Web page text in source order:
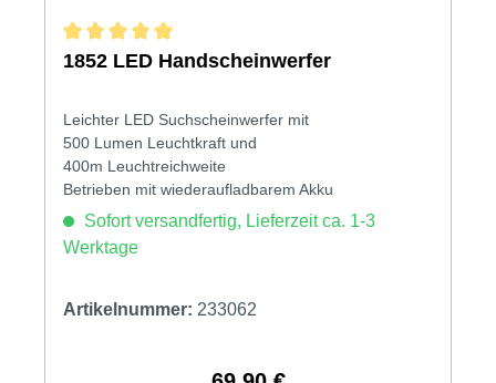
Durchschnittliche Bewertung von 5 von 5 Sternen
1852 LED Handscheinwerfer
Leichter LED Suchscheinwerfer mit
500 Lumen Leuchtkraft und
400m Leuchtreichweite
Betrieben mit wiederaufladbarem Akku
Sofort versandfertig, Lieferzeit ca. 1-3
Werktage
Artikelnummer: 233062